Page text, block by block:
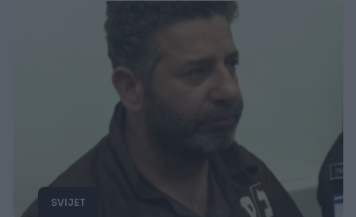
SVIJET